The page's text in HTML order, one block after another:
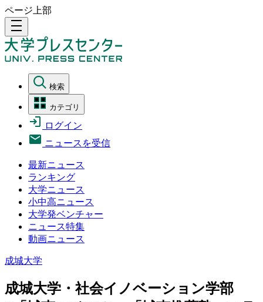
ページ上部
density_medium
検索
カテゴリ
ログイン
ニュースを受信
最新ニュース
ランキング
大学ニュース
小中高ニュース
大学発ベンチャー
ニュース特集
動画ニュース
成城大学
成城大学・社会イノベーション学部